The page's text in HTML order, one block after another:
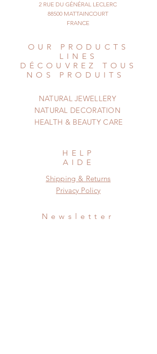
2 RUE DU GÉNÉRAL LECLERC
88500 MATTAINCOURT
FRANCE
OUR PRODUCTS
LINES
DÉCOUVREZ TOUS
NOS PRODUITS
NATURAL JEWELLERY
NATURAL DECORATION
HEALTH & BEAUTY CARE
HELP
AIDE
Shipping & Returns
Privacy Policy
Newsletter